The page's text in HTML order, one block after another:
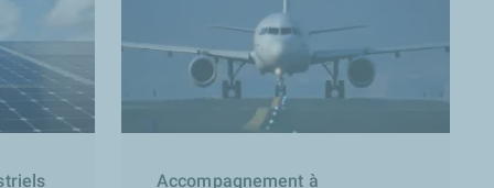
Accompagnement à